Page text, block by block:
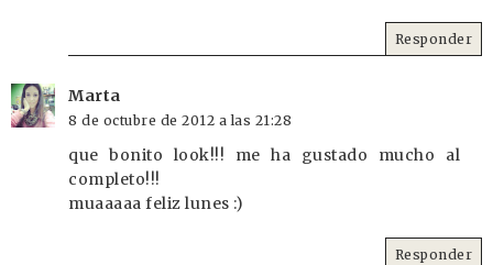
Responder
Marta
8 de octubre de 2012 a las 21:28
que bonito look!!! me ha gustado mucho al
completo!!!
muaaaaa feliz lunes :)
Responder